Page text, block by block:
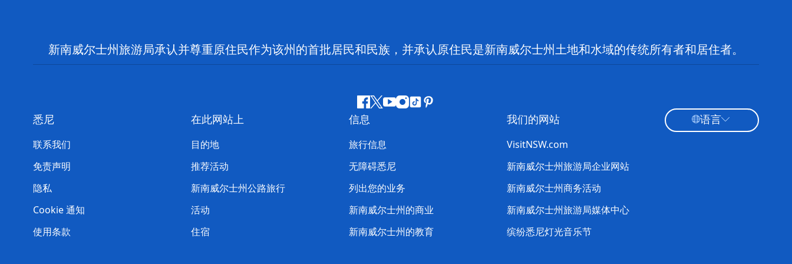
新南威尔士州旅游局承认并尊重原住民作为该州的首批居民和民族，并承认原住民是新南威尔士州土地和水域的传统所有者和居住者。
Facebook
叽
喳
喳
YouTube
Instagram
抖 Pinterest
悉尼
联系我们
免责声明
隐私
Cookie 通知
使用条款
在此网站上
目的地
推荐活动
新南威尔士州公路旅行
活动
住宿
信息
旅行信息
无障碍悉尼
列出您的业务
新南威尔士州的商业
新南威尔士州的教育
我们的网站
VisitNSW.com
新南威尔士州旅游局企业网站
新南威尔士州商务活动
新南威尔士州旅游局媒体中心
缤纷悉尼灯光音乐节
语言